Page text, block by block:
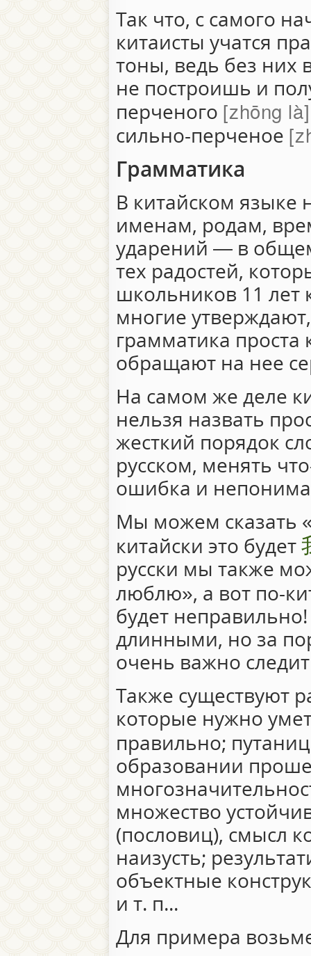
Так что, с самого
китаисты учатся
тоны, ведь без них
не построишь и
перченого zhōng là
сильно-перченое
Грамматика
В китайском языке
именам, родам,
ударений — в
тех радостей,
школьников 11 лет
многие
грамматика
обращают на нее
На самом же деле
нельзя назвать
жесткий порядок
русском, менять
ошибка и
Мы можем сказать
китайски это будет
русски мы также
люблю», а вот по-
будет
длинными, но за
очень важно
Также существуют
которые нужно
правильно;
образовании
множество
(пословиц), смысл
наизусть;
объектные
и т. п...
Для примера